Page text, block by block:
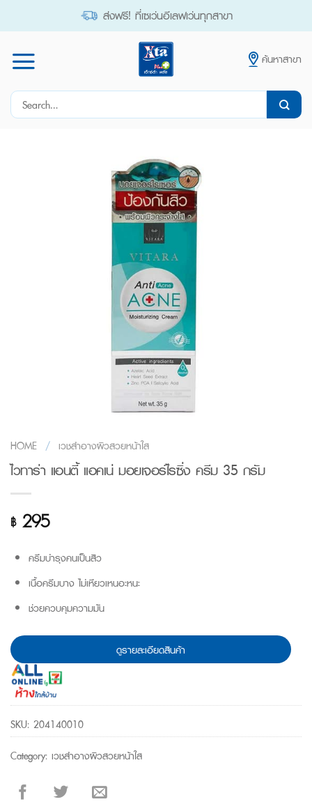
ส่งฟรี! ที่เซเว่นอีเลฟเว่นทุกสาขา
ค้นหาสาขา
Search
HOME / เวชสำอางผิวสวยหน้าใส
ไวทาร่า แอนตี้ แอคเน่ มอยเจอร์ไรซิ่ง ครีม 35 กรัม
฿295
ครีมบำรุงคนเป็นสิว
เนื้อครีมบาง ไม่เหียวเหนอะหนะ
ช่วยควบคุมความมัน
ดูรายละเอียดสินค้า
SKU: 204140010
Category: เวชสำอางผิวสวยหน้าใส